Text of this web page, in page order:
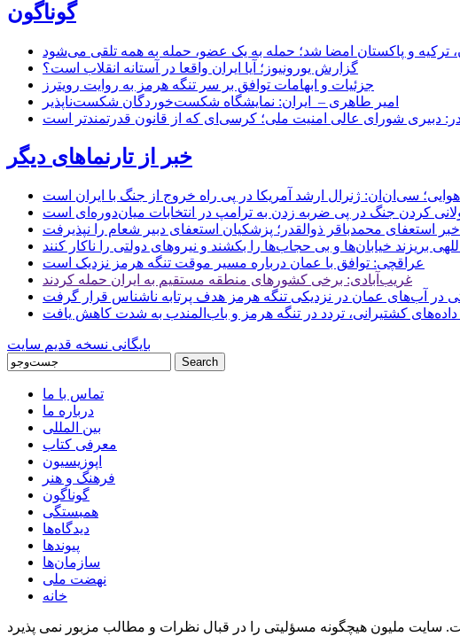
گوناگون
ترکیه و پاکستان امضا شد؛ حمله به یک عضو، حمله به همه تلقی می‌شود
گزارش یورونیوز؛ آیا ایران واقعا در آستانه انقلاب است؟
جزئیات و ابهامات توافق بر سر تنگه هرمز به روایت رویترز
امیر طاهری – ایران: نمایشگاه شکست‌خوردگان شکست‌ناپذیر
دبیری شورای عالی امنیت ملی؛ کرسی‌ای که از قانون قدرتمندتر است
خبر از تارنماهای دیگر
سی‌ان‌ان: ژنرال ارشد آمریکا در پی راه خروج از جنگ با ایران است
کردن جنگ در پی ضربه زدن به ترامپ در انتخابات میان‌دوره‌ای است
خبر استعفای محمدباقر ذوالقدر؛ پزشکیان استعفای دبیر شعام را نپذیرفت
عراقچی: توافق با عمان درباره مسیر موقت تنگه هرمز نزدیک است
غریب‌آبادی: برخی کشورهای منطقه مستقیم به ایران حمله کردند
در آب‌های عمان در نزدیکی تنگه هرمز هدف پرتابه ناشناس قرار گرفت
داده‌های کشتیرانی، تردد در تنگه هرمز و باب‌المندب به شدت کاهش یافت
بایگانی نسخه قدیم سایت
تماس با ما
درباره ما
بین المللی
معرفی کتاب
اپوزیسیون
فرهنگ و هنر
گوناگون
همبستگی
دیدگاه‌ها
پیوندها
سازمان‌ها
نهضت ملی
خانه